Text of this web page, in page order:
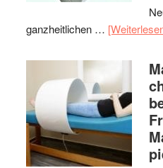
ganzheitlichen …